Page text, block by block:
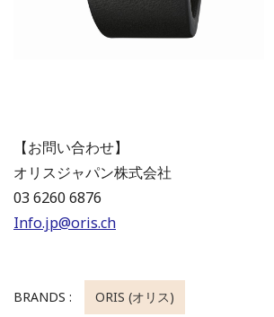
【お問い合わせ】
オリスジャパン株式会社
03 6260 6876
Info.jp@oris.ch
BRANDS : ORIS (オリス)